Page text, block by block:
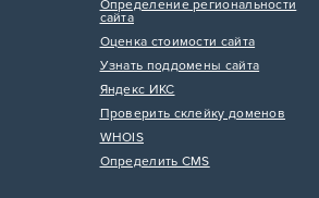
Определение региональности
сайта
Оценка стоимости сайта
Узнать поддомены сайта
Яндекс ИКС
Проверить склейку доменов
WHOIS
Определить CMS